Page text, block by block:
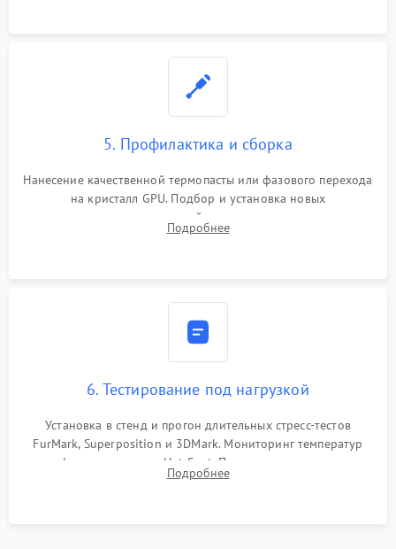
5. Профилактика и сборка
Нанесение качественной термопасты или фазового перехода
на кристалл GPU. Подбор и установка новых
термопрокладок правильной толщины на память и цепи
питания. Монтаж радиатора и бэкплейта, подключение и
Подробнее
6. Тестирование под нагрузкой
Установка в стенд и прогон длительных стресс-тестов
FurMark, Superposition и 3DMark. Мониторинг температур
графического чипа и Hot Spot. Проверка на отсутствие
артефактов изображения, вылетов драйвера и зависаний.
Подробнее